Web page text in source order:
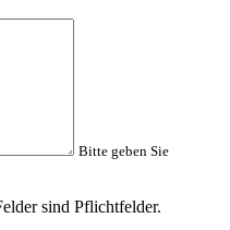
Bitte geben Sie
sind Pflichtfelder.